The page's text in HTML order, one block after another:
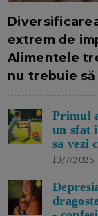
extrem de
Alimentele
nu trebuie să
Primul
un sfat
sa vezi
10/7/2026